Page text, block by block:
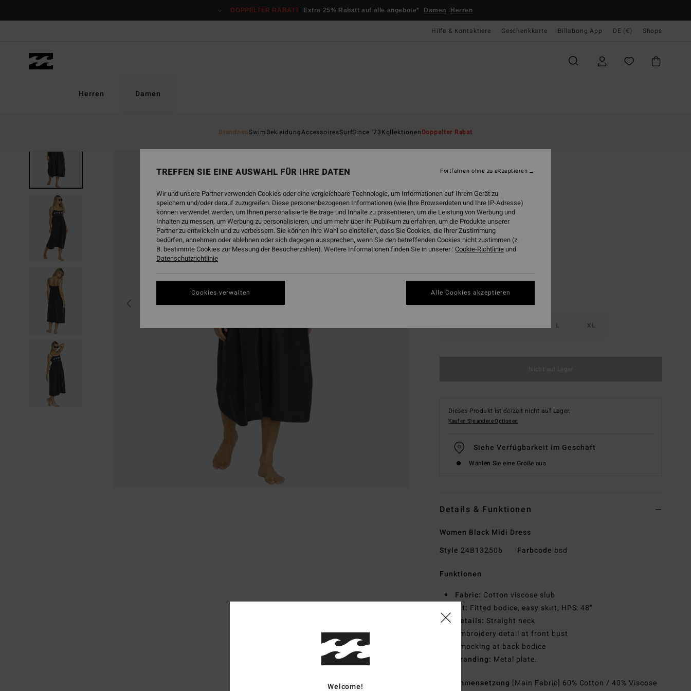
DOPPELTER RABATT Extra 25% Rabatt auf alle angebote* Damen Herren
Hilfe & Kontaktiere Geschenkkarte Billabong App DE (€) Shops
Herren Damen
BrandneuSwimBekleidungAccessoiresSurfSince '73KollektionenDoppelter Rabat
Days End Drs
79,95 €
DOPPELTER RABATT EXTRA 25%
FarbeBlack Sands
L XL
Dieses Produkt ist derzeit nicht auf Lager.
Kaufen Sie andere Optionen
Siehe Verfügbarkeit im Geschäft
Wählen Sie eine Größe aus
Details & Funktionen
Women Black Midi Dress
Style 24B132506 Farbcode bsd
Funktionen
Fabric: Cotton viscose slub
Fit: Fitted bodice, easy skirt, HPS: 48"
Details: Straight neck
Embroidery detail at front bust
Smocking at back bodice
Branding: Metal plate.
Zusammensetzung [Main Fabric] 60% Cotton / 40% Viscose
Welcome!
TREFFEN SIE EINE AUSWAHL FÜR IHRE DATEN
Wir und unsere Partner verwenden Cookies oder eine vergleichbare Technologie, um Informationen auf Ihrem Gerät zu
speichern und/oder darauf zuzugreifen. Diese personenbezogenen Informationen (wie Ihre Browserdaten und Ihre IP-Adresse)
können verwendet werden, um Ihnen personalisierte Beiträge und Inhalte zu präsentieren, um die Leistung von Werbung und
Inhalten zu messen, um Werbung zu personalisieren, und um mehr über ihr Publikum zu erfahren, um die Produkte unserer
Partner zu entwickeln und zu verbessern. Sie können Ihre Wahl so einstellen, dass Sie Cookies, die Ihrer Zustimmung
bedürfen, annehmen oder ablehnen oder sich dagegen aussprechen, wenn Sie den betreffenden Cookies nicht zustimmen (z.
B. bestimmte Cookies zur Messung der Besucherzahlen). Weitere Informationen finden Sie in unserer :Cookie-Richtlinie und
Datenschutzrichtlinie
Cookies verwalten
Fortfahren ohne zu akzeptieren
Alle Cookies akzeptieren